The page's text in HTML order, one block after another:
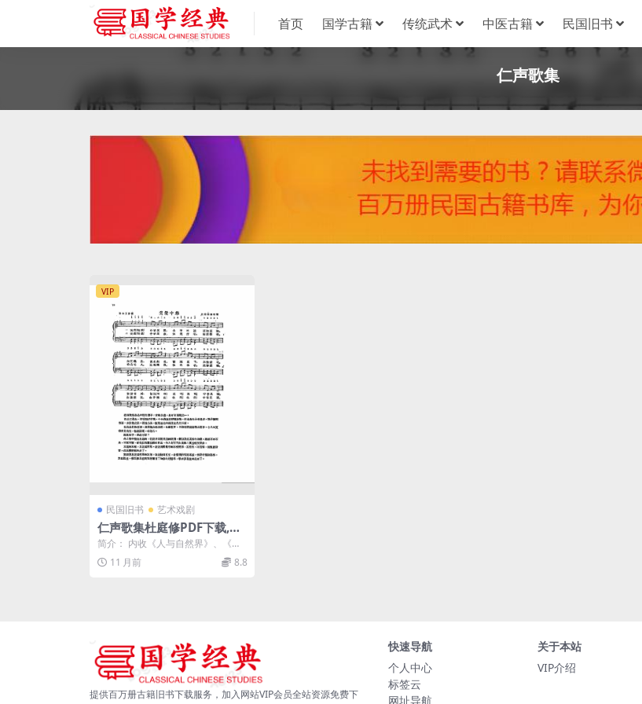
首页 国学古籍 传统武术 中医古籍 民国旧书
仁声歌集
VIP
民国旧书 艺术戏剧
仁声歌集杜庭修PDF下载,民
国歌曲谱集
简介： 内收《人与自然界》、《全
国运动大会会歌》、《星空》、All t
hroug...
11 月前 8.8
提供百万册古籍旧书下载服务，加入网站VIP会员全站资源免费下
快速导航
个人中心
标签云
网址导航
关于本站
VIP介绍